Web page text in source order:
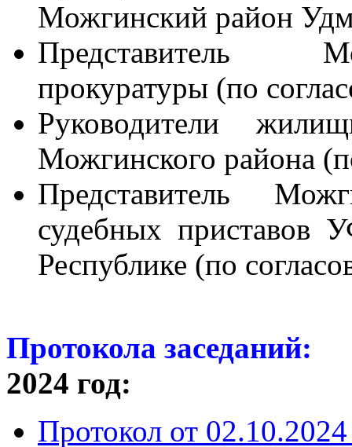
Можгинский район
Представитель
прокуратуры (по
Руководители
Можгинского района
Представитель
судебных приставов
Республике (по
Протокола заседаний:
2024 год:
Протокол от 02.10.2024